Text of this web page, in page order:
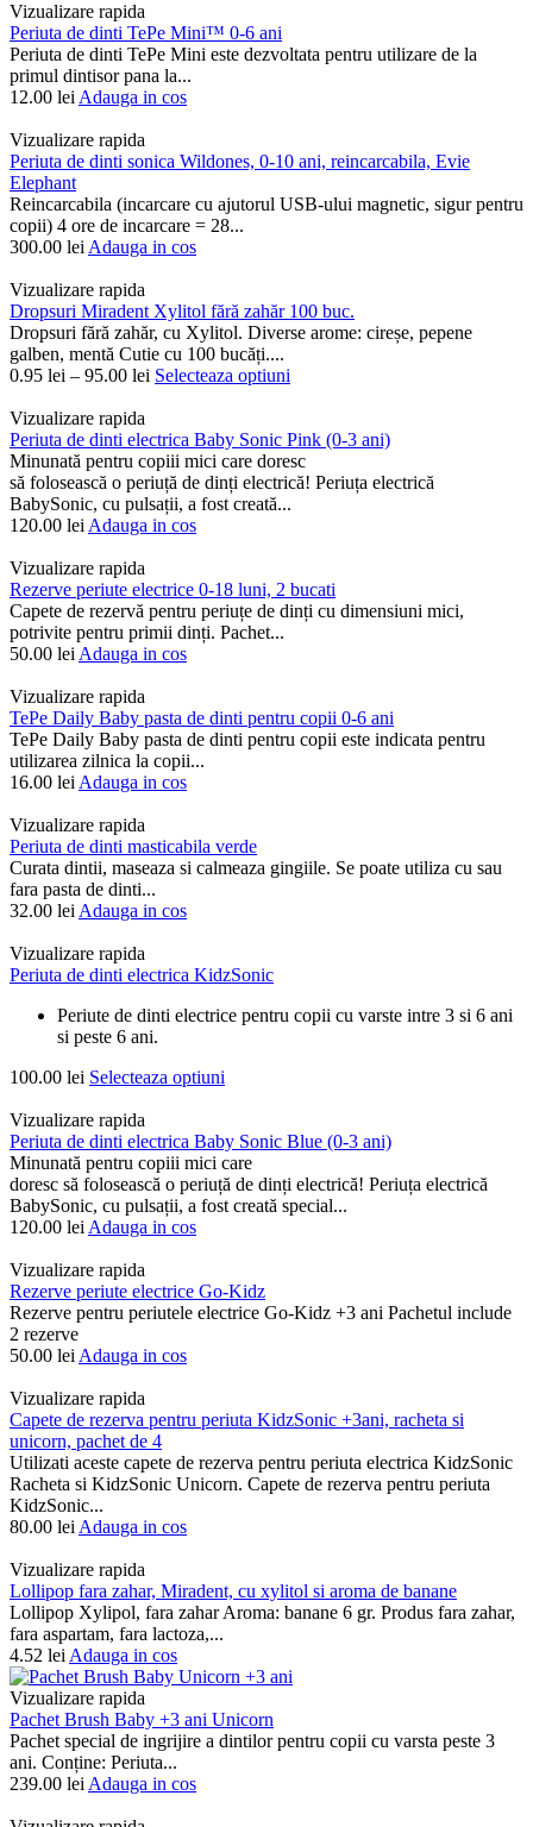
Vizualizare rapida
Periuta de dinti TePe Mini™ 0-6 ani
Periuta de dinti TePe Mini este dezvoltata pentru utilizare de la
primul dintisor pana la...
12.00 lei Adauga in cos
Vizualizare rapida
Periuta de dinti sonica Wildones, 0-10 ani, reincarcabila, Evie
Elephant
Reincarcabila (incarcare cu ajutorul USB-ului magnetic, sigur pentru
copii) 4 ore de incarcare = 28...
300.00 lei Adauga in cos
Vizualizare rapida
Dropsuri Miradent Xylitol fără zahăr 100 buc.
Dropsuri fără zahăr, cu Xylitol. Diverse arome: cireșe, pepene
galben, mentă Cutie cu 100 bucăți....
0.95 lei – 95.00 lei Selecteaza optiuni
Vizualizare rapida
Periuta de dinti electrica Baby Sonic Pink (0-3 ani)
Minunată pentru copiii mici care doresc
să folosească o periuță de dinți electrică! Periuța electrică
BabySonic, cu pulsații, a fost creată...
120.00 lei Adauga in cos
Vizualizare rapida
Rezerve periute electrice 0-18 luni, 2 bucati
Capete de rezervă pentru periuțe de dinți cu dimensiuni mici,
potrivite pentru primii dinți. Pachet...
50.00 lei Adauga in cos
Vizualizare rapida
TePe Daily Baby pasta de dinti pentru copii 0-6 ani
TePe Daily Baby pasta de dinti pentru copii este indicata pentru
utilizarea zilnica la copii...
16.00 lei Adauga in cos
Vizualizare rapida
Periuta de dinti masticabila verde
Curata dintii, maseaza si calmeaza gingiile. Se poate utiliza cu sau
fara pasta de dinti...
32.00 lei Adauga in cos
Vizualizare rapida
Periuta de dinti electrica KidzSonic
Periute de dinti electrice pentru copii cu varste intre 3 si 6 ani
si peste 6 ani.
100.00 lei Selecteaza optiuni
Vizualizare rapida
Periuta de dinti electrica Baby Sonic Blue (0-3 ani)
Minunată pentru copiii mici care
doresc să folosească o periuță de dinți electrică! Periuța electrică
BabySonic, cu pulsații, a fost creată special...
120.00 lei Adauga in cos
Vizualizare rapida
Rezerve periute electrice Go-Kidz
Rezerve pentru periutele electrice Go-Kidz +3 ani Pachetul include
2 rezerve
50.00 lei Adauga in cos
Vizualizare rapida
Capete de rezerva pentru periuta KidzSonic +3ani, racheta si
unicorn, pachet de 4
Utilizati aceste capete de rezerva pentru periuta electrica KidzSonic
Racheta si KidzSonic Unicorn. Capete de rezerva pentru periuta
KidzSonic...
80.00 lei Adauga in cos
Vizualizare rapida
Lollipop fara zahar, Miradent, cu xylitol si aroma de banane
Lollipop Xylipol, fara zahar Aroma: banane 6 gr. Produs fara zahar,
fara aspartam, fara lactoza,...
4.52 lei Adauga in cos
Vizualizare rapida
Pachet Brush Baby +3 ani Unicorn
Pachet special de ingrijire a dintilor pentru copii cu varsta peste 3
ani. Conține: Periuta...
239.00 lei Adauga in cos